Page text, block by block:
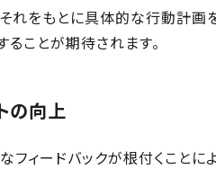
れをもとに具体的な行動計画
ことが期待されます。
の向上
フィードバックが根付くことに